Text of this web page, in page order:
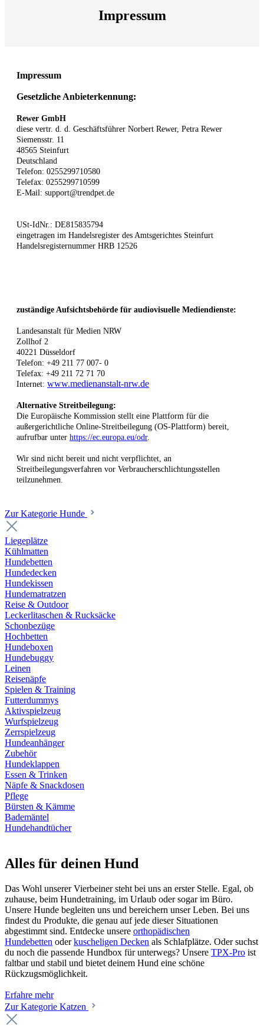
Impressum
Impressum
Gesetzliche Anbieterkennung:
Rewer GmbH
diese vertr. d. d. Geschäftsführer Norbert Rewer, Petra Rewer
Siemensstr. 11
48565 Steinfurt
Deutschland
Telefon: 0255299710580
Telefax: 0255299710599
E-Mail: support@trendpet.de
USt-IdNr.: DE815835794
eingetragen im Handelsregister des Amtsgerichtes Steinfurt
Handelsregisternummer HRB 12526
zuständige Aufsichtsbehörde für audiovisuelle Mediendienste:
Landesanstalt für Medien NRW
Zollhof 2
40221 Düsseldorf
Telefon: +49 211 77 007- 0
Telefax: +49 211 72 71 70
Internet: www.medienanstalt-nrw.de
Alternative Streitbeilegung:
Die Europäische Kommission stellt eine Plattform für die
außergerichtliche Online-Streitbeilegung (OS-Plattform) bereit,
aufrufbar unter https://ec.europa.eu/odr.
Wir sind nicht bereit und nicht verpflichtet, an
Streitbeilegungsverfahren vor Verbraucherschlichtungsstellen
teilzunehmen.
Zur Kategorie Hunde
Liegeplätze
Kühlmatten
Hundebetten
Hundedecken
Hundekissen
Hundematratzen
Reise & Outdoor
Leckerlitaschen & Rucksäcke
Schonbezüge
Hochbetten
Hundeboxen
Hundebuggy
Leinen
Reisenäpfe
Spielen & Training
Futterdummys
Aktivspielzeug
Wurfspielzeug
Zerrspielzeug
Hundeanhänger
Zubehör
Hundeklappen
Essen & Trinken
Näpfe & Snackdosen
Pflege
Bürsten & Kämme
Bademäntel
Hundehandtücher
Alles für deinen Hund
Das Wohl unserer Vierbeiner steht bei uns an erster Stelle. Egal, ob
zuhause, beim Hundetraining, im Urlaub oder sogar im Büro.
Unsere Hunde begleiten uns und bereichern unser Leben. Bei uns
findest du Produkte, die genau auf jede dieser Situationen
abgestimmt sind. Entdecke unsere orthopädischen
Hundebetten oderkuscheligen Decken als Schlafplätze. Oder suchst
du noch die passende Hundbox für unterwegs? Unsere TPX-Pro ist
faltbar und stabil und bietet deinem Hund eine schöne
Rückzugsmöglichkeit.
Erfahre mehr
Zur Kategorie Katzen